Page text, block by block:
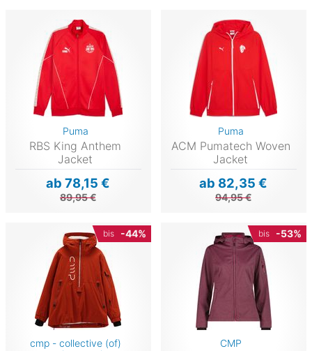
Puma
RBS King Anthem
Jacket
ab 78,15 €
89,95 €
Puma
ACM Pumatech Woven
Jacket
ab 82,35 €
94,95 €
bis -44%
cmp - collective (of)
bis -53%
CMP